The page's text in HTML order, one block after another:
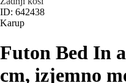
ID: 642438
Karup
Futon Bed In
cm, izjemno